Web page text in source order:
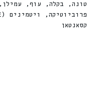
טונה, בקלה, עוף,
קסאנטאן